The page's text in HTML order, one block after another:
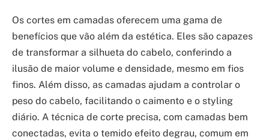
Os cortes em camadas oferecem uma gama de
benefícios que vão além da estética. Eles são capazes
de transformar a silhueta do cabelo, conferindo a
ilusão de maior volume e densidade, mesmo em fios
finos. Além disso, as camadas ajudam a controlar o
peso do cabelo, facilitando o caimento e o styling
diário. A técnica de corte precisa, com camadas bem
conectadas, evita o temido efeito degrau, comum em